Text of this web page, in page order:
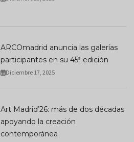
ARCOmadrid anuncia las galerías
participantes en su 45ª edición
Diciembre 17, 2025
Art Madrid’26: más de dos décadas
apoyando la creación
contemporánea